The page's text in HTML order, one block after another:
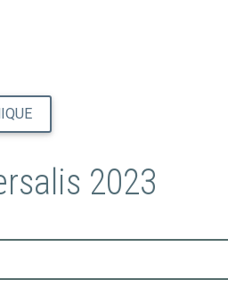
2023